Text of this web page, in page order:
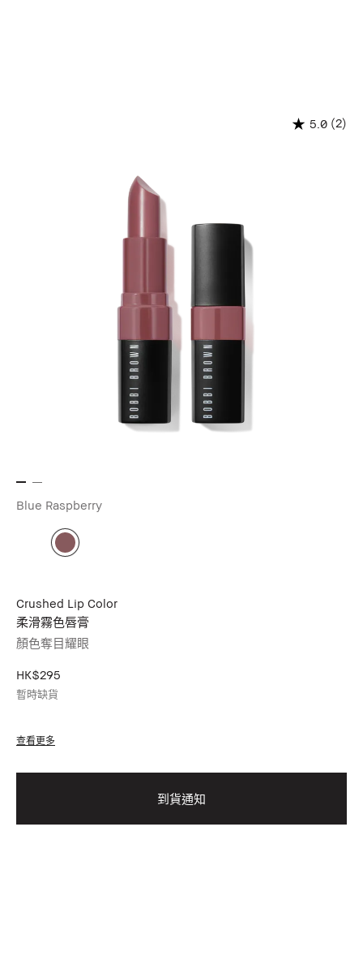
Blue Raspberry
Crushed Lip Color
柔滑霧色唇膏
顏色奪目耀眼
5.0 (2)
HK$295
暫時缺貨
查看更多
到貨通知